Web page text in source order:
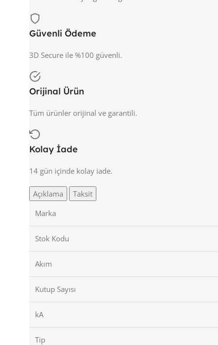
Güvenli Ödeme
3D Secure ile %100 güvenli.
Orijinal Ürün
Tüm ürünler orijinal ve garantili.
Kolay İade
14 gün içinde kolay iade.
Açıklama
Taksit
Marka
Stok Kodu
Akım
Kutup Sayısı
kA
Tip